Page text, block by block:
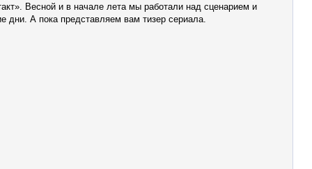
Весной и в начале лета мы работали над сценарием и
дни. А пока представляем вам тизер сериала.